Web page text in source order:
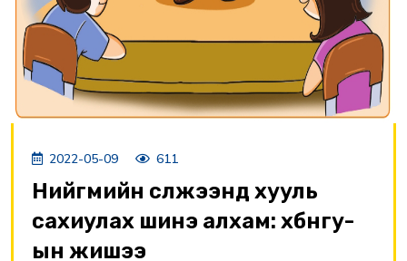
2022-05-09 611
Нийгмийн сүлжээнд хууль
сахиулах шинэ алхам: хбнгу-
ын жишээ